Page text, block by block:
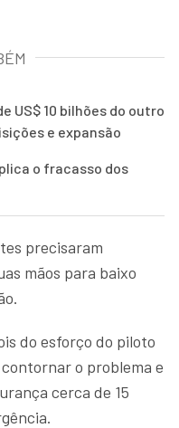
US$ 10 bilhões do outro
e expansão
o fracasso dos
precisaram
mãos para baixo
do esforço do piloto
o problema e
cerca de 15